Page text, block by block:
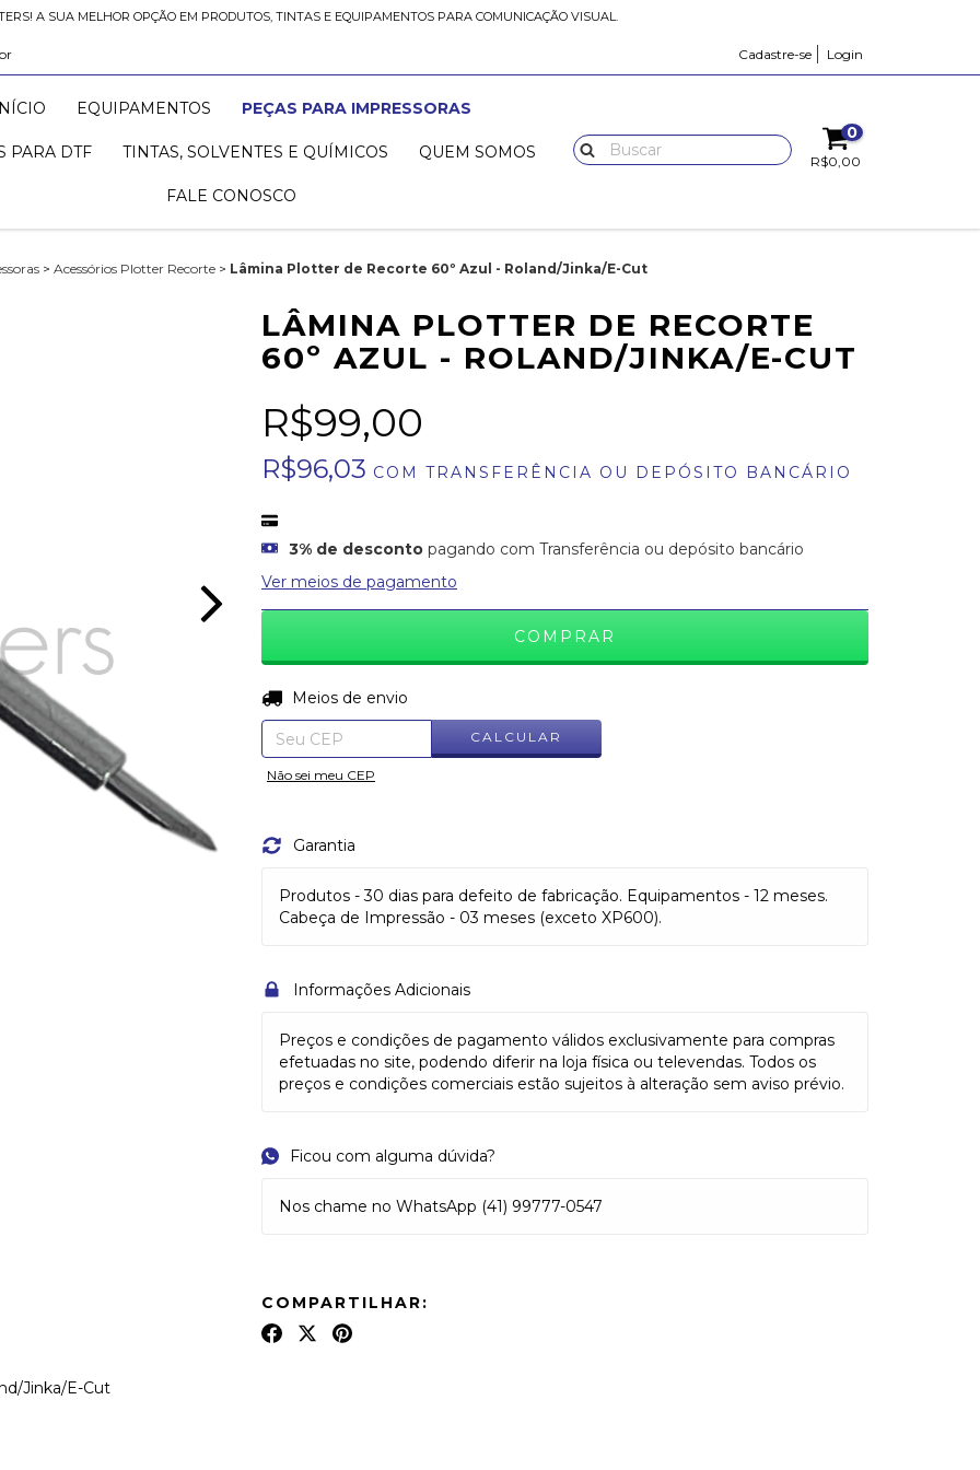
A SUA MELHOR OPÇÃO EM PRODUTOS, TINTAS E EQUIPAMENTOS PARA COMUNICAÇÃO VISUAL.
Cadastre-se Login
EQUIPAMENTOS PEÇAS PARA IMPRESSORAS
PARA DTF TINTAS, SOLVENTES E QUÍMICOS QUEM SOMOS
FALE CONOSCO
0
R$0,00
> Acessórios Plotter Recorte > Lâmina Plotter de Recorte 60º Azul - Roland/Jinka/E-Cut
LÂMINA PLOTTER DE RECORTE
60º AZUL - ROLAND/JINKA/E-CUT
R$99,00
R$96,03 COM TRANSFERÊNCIA OU DEPÓSITO BANCÁRIO
3% de desconto pagando com Transferência ou depósito bancário
Ver meios de pagamento
Entregas para o CEP:
Meios de envio
CALCULAR
Não sei meu CEP
Garantia
Produtos - 30 dias para defeito de fabricação. Equipamentos - 12 meses.
Cabeça de Impressão - 03 meses (exceto XP600).
Informações Adicionais
Preços e condições de pagamento válidos exclusivamente para compras
efetuadas no site, podendo diferir na loja física ou televendas. Todos os
preços e condições comerciais estão sujeitos à alteração sem aviso prévio.
Ficou com alguma dúvida?
Nos chame no WhatsApp (41) 99777-0547
COMPARTILHAR:
Jinka/E-Cut